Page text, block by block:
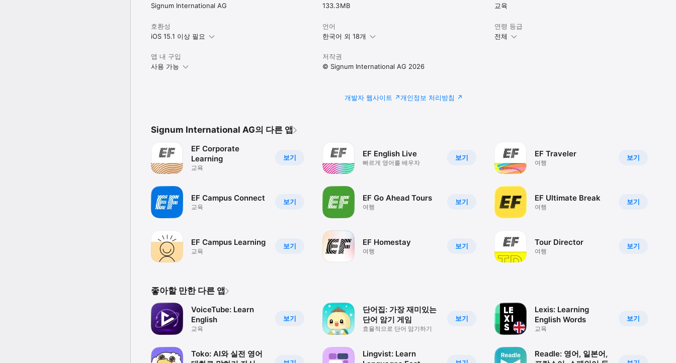
Signum International AG
133.3 MB
교육
호환성
iOS 15.1 이상 필요
언어
한국어 외 18개
연령 등급
전체
앱 내 구입
사용 가능
저작권
© Signum International AG 2026
개발자 웹사이트 개인정보 처리방침
Signum International AG의 다른 앱
보기
EF Corporate
Learning
교육
보기
EF Campus Connect
교육
보기
EF Campus Learning
교육
보기
EF English Live
빠르게 영어를 배우자
보기
EF Go Ahead Tours
여행
보기
EF Homestay
여행
보기
EF Traveler
여행
보기
EF Ultimate Break
여행
보기
Tour Director
여행
좋아할 만한 다른 앱
보기
VoiceTube: Learn
English
교육
Toko: AI와 실전 영어
보기
단어집: 가장 재미있는
단어 암기 게임
효율적으로 단어 암기하기
Lingvist: Learn
보기
Lexis: Learning
English Words
교육
Readle: 영어, 일본어,